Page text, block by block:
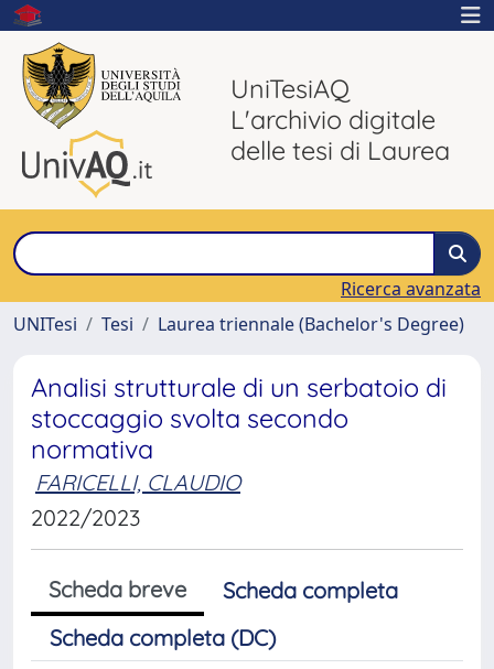
UniTesiAQ
L'archivio digitale
delle tesi di Laurea
Ricerca avanzata
UNITesi
Tesi Laurea triennale (Bachelor's Degree)
Analisi strutturale di un serbatoio di
stoccaggio svolta secondo
normativa
FARICELLI, CLAUDIO
2022/2023
Scheda breve
Scheda completa
Scheda completa (DC)